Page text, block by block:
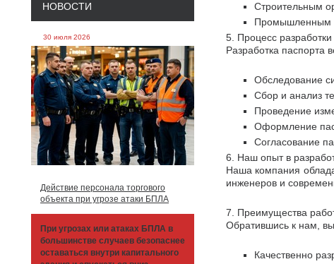
НОВОСТИ
30 июля 2026
Действие персонала торгового
объекта при угрозе атаки БПЛА
При угрозах или атаках БПЛА в
большинстве случаев безопаснее
оставаться внутри капитального
Строительным
Промышленным
5. Процесс
Разработка паспорта
Обследование
Сбор и анализ
Проведение
Оформление
Согласование
6. Наш опыт в
Наша компания
инженеров и
7. Преимущества
Обратившись к нам,
Качественно